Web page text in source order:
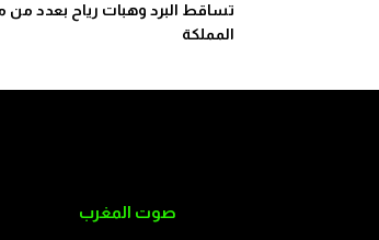
تساقط البرد وهبات رياح بعدد من
المملكة
صوت المغرب